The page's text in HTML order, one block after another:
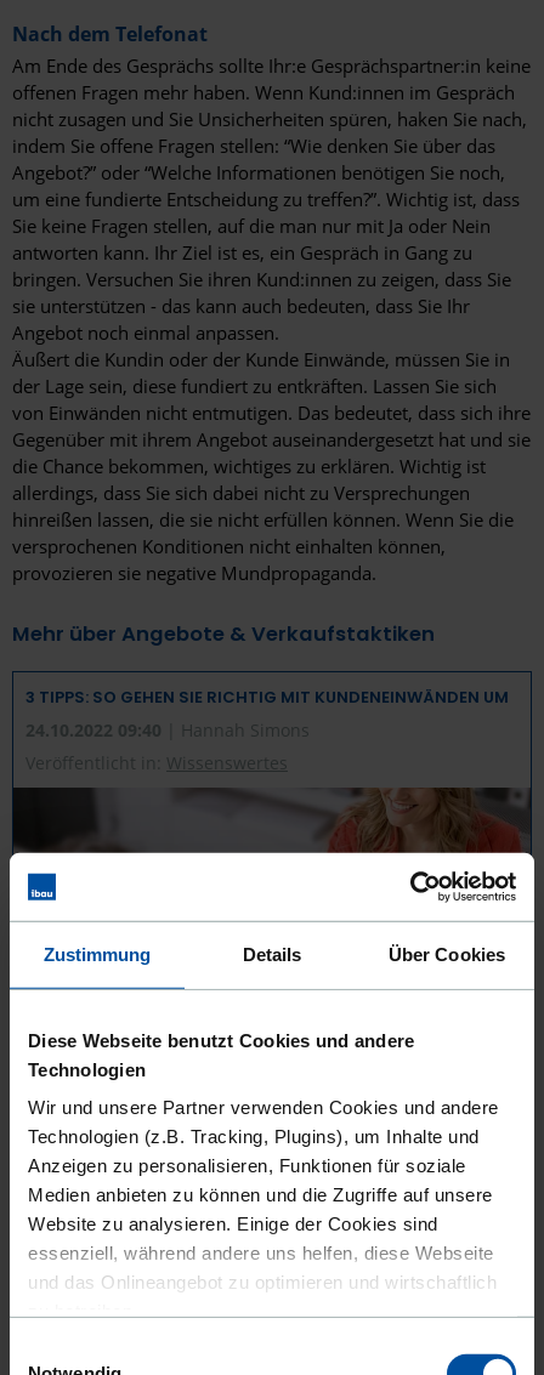
Zustimmung Details Über Cookies
Diese Webseite benutzt Cookies und andere
Technologien
Wir und unsere Partner verwenden Cookies und andere
Technologien (z.B. Tracking, Plugins), um Inhalte und
Anzeigen zu personalisieren, Funktionen für soziale
Medien anbieten zu können und die Zugriffe auf unsere
Website zu analysieren. Einige der Cookies sind
essenziell, während andere uns helfen, diese Webseite
und das Onlineangebot zu optimieren und wirtschaftlich
Außerdem geben wir Informationen zu Ihrer Verwendung
Nach dem Telefonat
Am Ende des Gesprächs sollte Ihr:e Gesprächspartner:in keine
offenen Fragen mehr haben. Wenn Kund:innen im Gespräch
nicht zusagen und Sie Unsicherheiten spüren, haken Sie nach,
indem Sie offene Fragen stellen: “Wie denken Sie über das
Angebot?” oder “Welche Informationen benötigen Sie noch,
um eine fundierte Entscheidung zu treffen?”. Wichtig ist, dass
Sie keine Fragen stellen, auf die man nur mit Ja oder Nein
antworten kann. Ihr Ziel ist es, ein Gespräch in Gang zu
bringen. Versuchen Sie ihren Kund:innen zu zeigen, dass Sie
sie unterstützen - das kann auch bedeuten, dass Sie Ihr
Angebot noch einmal anpassen.
Äußert die Kundin oder der Kunde Einwände, müssen Sie in
der Lage sein, diese fundiert zu entkräften. Lassen Sie sich
von Einwänden nicht entmutigen. Das bedeutet, dass sich ihre
Gegenüber mit ihrem Angebot auseinandergesetzt hat und sie
die Chance bekommen, wichtiges zu erklären. Wichtig ist
allerdings, dass Sie sich dabei nicht zu Versprechungen
hinreißen lassen, die sie nicht erfüllen können. Wenn Sie die
versprochenen Konditionen nicht einhalten können,
provozieren sie negative Mundpropaganda.
Mehr über Angebote & Verkaufstaktiken
3 TIPPS: SO GEHEN SIE RICHTIG MIT KUNDENEINWÄNDEN UM
24.10.2022 09:40
| Hannah Simons
Veröffentlicht in: Wissenswertes
VERKAUFSPSYCHOLOGIE: MIT DIESEN TRICKS BEKOMMEN SIE
IHR PRODUKT AN DEN MANN!
13.04.2023 13:12 | Hannah Simons
Veröffentlicht in:Wissenswertes